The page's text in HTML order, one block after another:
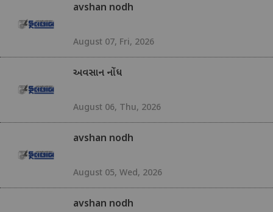
avshan nodh
August 07, Fri, 2026
અવસાન નોંધ
August 06, Thu, 2026
avshan nodh
August 05, Wed, 2026
avshan nodh